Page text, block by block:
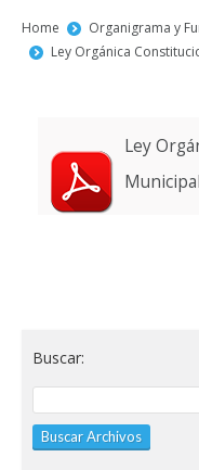
You are here:
Home
Organigrama y
Ley Orgánica
Ley
Buscar: